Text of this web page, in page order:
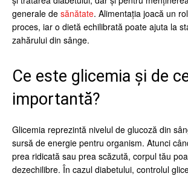
generale de sănătate. Alimentația joacă un
proces, iar o dietă echilibrată poate ajuta la
zahărului din sânge.
Ce este glicemia și de
importantă?
Glicemia reprezintă nivelul de glucoză din
sursă de energie pentru organism. Atunci
prea ridicată sau prea scăzută, corpul tău
dezechilibre. În cazul diabetului, controlul